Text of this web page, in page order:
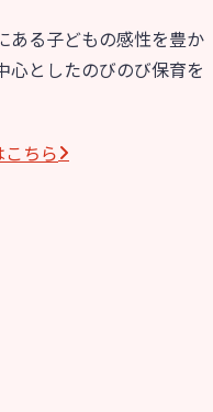
ある子どもの感性を豊か
心としたのびのび保育を
ちら